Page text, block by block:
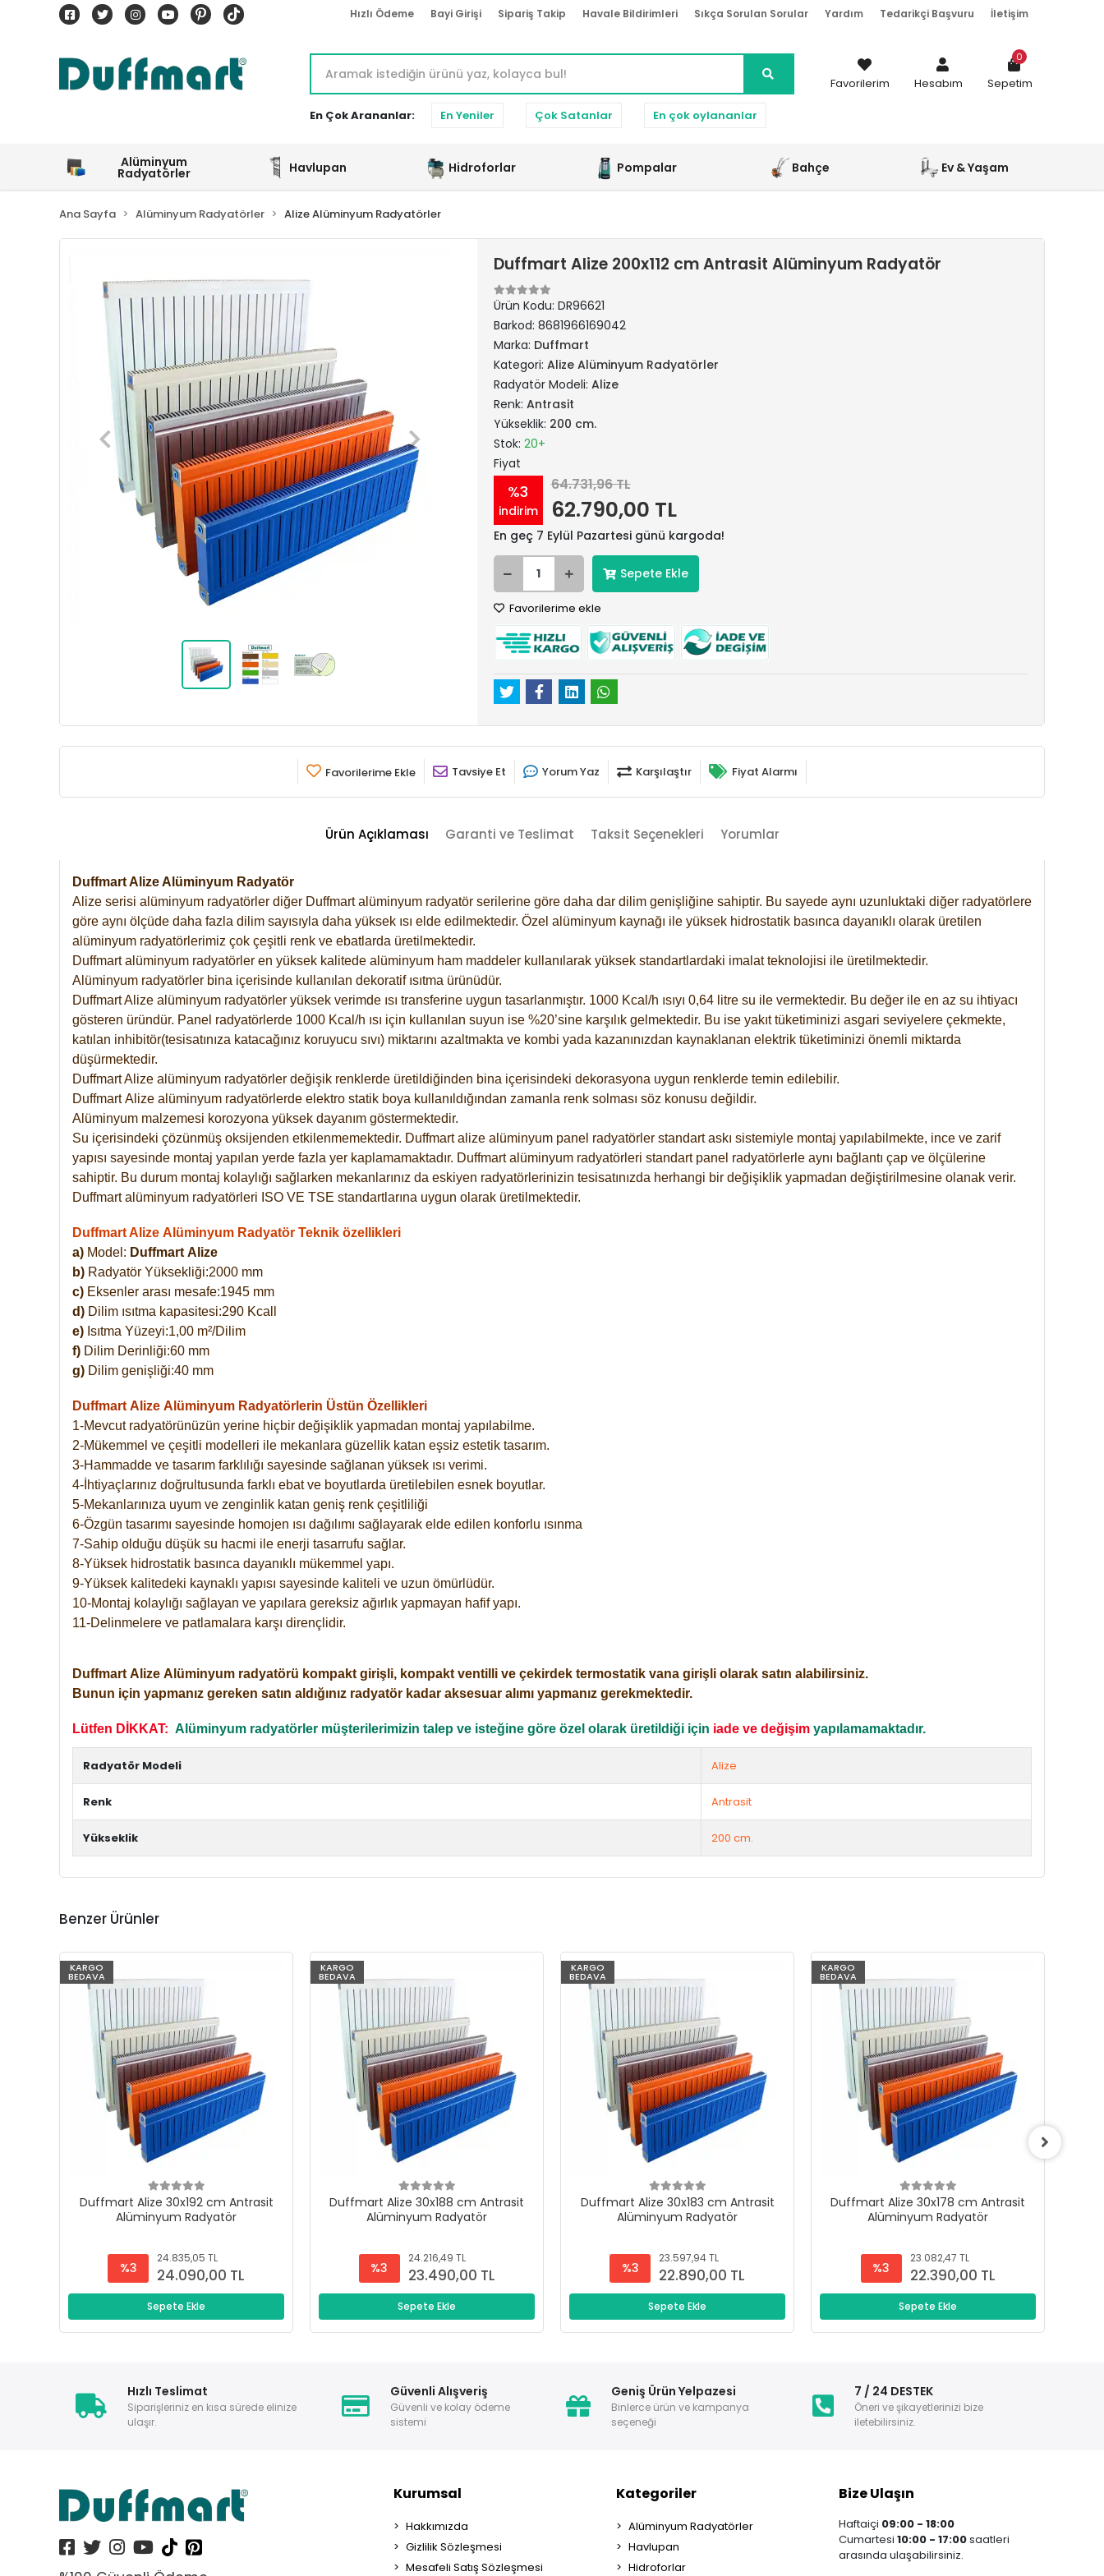
Hızlı Ödeme Bayi Girişi Sipariş Takip Havale Bildirimleri Sıkça Sorulan Sorular Yardım Tedarikçi Başvuru İletişim
En Çok Arananlar: En Yeniler Çok Satanlar En çok oylananlar
Favorilerim Hesabım Sepetim
0
Alüminyum
Radyatörler Havlupan Hidroforlar Pompalar Bahçe Ev & Yaşam
Ana Sayfa Alüminyum Radyatörler Alize Alüminyum Radyatörler
Duffmart Alize 200x112 cm Antrasit Alüminyum Radyatör
Ürün Kodu: DR96621
Barkod: 8681966169042
Marka: Duffmart
Kategori: Alize Alüminyum Radyatörler
Radyatör Modeli: Alize
Renk: Antrasit
Yükseklik: 200 cm.
Stok: 20+
Fiyat
%3
indirim
64.731,96 TL
62.790,00 TL
En geç 7 Eylül Pazartesi günü kargoda!
Sepete Ekle
Favorilerime ekle
Favorilerime Ekle Tavsiye Et Yorum Yaz Karşılaştır Fiyat Alarmı
Ürün Açıklaması Garanti ve Teslimat Taksit Seçenekleri Yorumlar
Duffmart Alize Alüminyum Radyatör
Alize serisi alüminyum radyatörler diğer Duffmart alüminyum radyatör serilerine göre daha dar dilim genişliğine sahiptir. Bu sayede aynı uzunluktaki diğer radyatörlere
göre aynı ölçüde daha fazla dilim sayısıyla daha yüksek ısı elde edilmektedir. Özel alüminyum kaynağı ile yüksek hidrostatik basınca dayanıklı olarak üretilen
alüminyum radyatörlerimiz çok çeşitli renk ve ebatlarda üretilmektedir.
Duffmart alüminyum radyatörler en yüksek kalitede alüminyum ham maddeler kullanılarak yüksek standartlardaki imalat teknolojisi ile üretilmektedir.
Alüminyum radyatörler bina içerisinde kullanılan dekoratif ısıtma ürünüdür.
Duffmart Alize alüminyum radyatörler yüksek verimde ısı transferine uygun tasarlanmıştır. 1000 Kcal/h ısıyı 0,64 litre su ile vermektedir. Bu değer ile en az su ihtiyacı
gösteren üründür. Panel radyatörlerde 1000 Kcal/h ısı için kullanılan suyun ise %20’sine karşılık gelmektedir. Bu ise yakıt tüketiminizi asgari seviyelere çekmekte,
katılan inhibitör(tesisatınıza katacağınız koruyucu sıvı) miktarını azaltmakta ve kombi yada kazanınızdan kaynaklanan elektrik tüketiminizi önemli miktarda
düşürmektedir.
Duffmart Alize alüminyum radyatörler değişik renklerde üretildiğinden bina içerisindeki dekorasyona uygun renklerde temin edilebilir.
DuffmartAlize alüminyum radyatörlerde elektro statik boya kullanıldığından zamanla renk solması söz konusu değildir.
Alüminyum malzemesi korozyona yüksek dayanım göstermektedir.
Su içerisindeki çözünmüş oksijenden etkilenmemektedir. Duffmart alize alüminyum panel radyatörler standart askı sistemiyle montaj yapılabilmekte, ince ve zarif
yapısı sayesinde montaj yapılan yerde fazla yer kaplamamaktadır. Duffmart alüminyum radyatörleri standart panel radyatörlerle aynı bağlantı çap ve ölçülerine
sahiptir. Bu durum montaj kolaylığı sağlarken mekanlarınız da eskiyen radyatörlerinizin tesisatınızda herhangi bir değişiklik yapmadan değiştirilmesine olanak verir.
Duffmart alüminyum radyatörleri ISO VE TSE standartlarına uygun olarak üretilmektedir.
Duffmart Alize Alüminyum Radyatör Teknik özellikleri
a) Model: Duffmart Alize
b) Radyatör Yüksekliği:2000 mm
c) Eksenler arası mesafe:1945 mm
d) Dilim ısıtma kapasitesi:290 Kcall
e) Isıtma Yüzeyi:1,00 m²/Dilim
f) Dilim Derinliği:60 mm
g) Dilim genişliği:40 mm
Duffmart Alize Alüminyum Radyatörlerin Üstün Özellikleri
1-Mevcut radyatörünüzün yerine hiçbir değişiklik yapmadan montaj yapılabilme.
2-Mükemmel ve çeşitli modelleri ile mekanlara güzellik katan eşsiz estetik tasarım.
3-Hammadde ve tasarım farklılığı sayesinde sağlanan yüksek ısı verimi.
4-İhtiyaçlarınız doğrultusunda farklı ebat ve boyutlarda üretilebilen esnek boyutlar.
5-Mekanlarınıza uyum ve zenginlik katan geniş renk çeşitliliği
6-Özgün tasarımı sayesinde homojen ısı dağılımı sağlayarak elde edilen konforlu ısınma
7-Sahip olduğu düşük su hacmi ile enerji tasarrufu sağlar.
8-Yüksek hidrostatik basınca dayanıklı mükemmel yapı.
9-Yüksek kalitedeki kaynaklı yapısı sayesinde kaliteli ve uzun ömürlüdür.
10-Montaj kolaylığı sağlayan ve yapılara gereksiz ağırlık yapmayan hafif yapı.
11-Delinmelere ve patlamalara karşı dirençlidir.
Duffmart Alize Alüminyum radyatörü kompakt girişli, kompakt ventilli ve çekirdek termostatik vana girişli olarak satın alabilirsiniz.
Bunun için yapmanız gereken satın aldığınız radyatör kadar aksesuar alımı yapmanız gerekmektedir.
Lütfen DİKKAT: Alüminyum radyatörler müşterilerimizin talep ve isteğine göre özel olarak üretildiği için iade ve değişim yapılamamaktadır.
Radyatör Modeli Alize
Renk Antrasit
Yükseklik 200 cm.
Benzer Ürünler
KARGO
BEDAVA
Duffmart Alize 30x192 cm Antrasit
Alüminyum Radyatör
%3
24.835,05 TL
24.090,00 TL
Sepete Ekle
KARGO
BEDAVA
Duffmart Alize 30x188 cm Antrasit
Alüminyum Radyatör
%3
24.216,49 TL
23.490,00 TL
Sepete Ekle
KARGO
BEDAVA
Duffmart Alize 30x183 cm Antrasit
Alüminyum Radyatör
%3
23.597,94 TL
22.890,00 TL
Sepete Ekle
KARGO
BEDAVA
Duffmart Alize 30x178 cm Antrasit
Alüminyum Radyatör
%3
23.082,47 TL
22.390,00 TL
Sepete Ekle
Hızlı Teslimat
Siparişleriniz en kısa sürede elinize
ulaşır.
Güvenli Alışveriş
Güvenli ve kolay ödeme
sistemi
Geniş Ürün Yelpazesi
Binlerce ürün ve kampanya
seçeneği
7 / 24 DESTEK
Öneri ve şikayetlerinizi bize
iletebilirsiniz.
Kurumsal
Hakkımızda
Gizlilik Sözleşmesi
Mesafeli Satış Sözleşmesi
Kategoriler
Alüminyum Radyatörler
Havlupan
Hidroforlar
Bize Ulaşın
Haftaiçi 09:00 - 18:00
Cumartesi 10:00 - 17:00saatleri
arasında ulaşabilirsiniz.